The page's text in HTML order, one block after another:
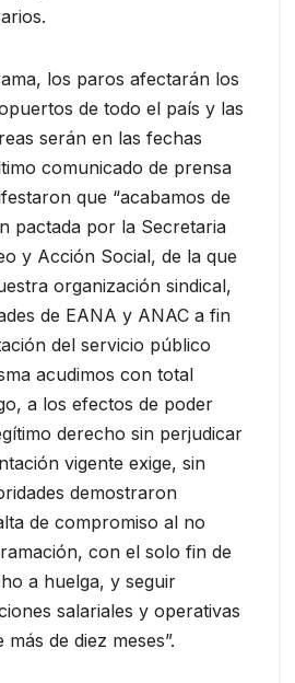
los paros afectarán los
de todo el país y las
serán en las fechas
comunicado de prensa
que “acabamos de
pactada por la Secretaria
y Acción Social, de la que
organización sindical,
de EANA y ANAC a fin
del servicio público
acudimos con total
a los efectos de poder
derecho sin perjudicar
vigente exige, sin
demostraron
de compromiso al no
con el solo fin de
a huelga, y seguir
salariales y operativas
de diez meses”.